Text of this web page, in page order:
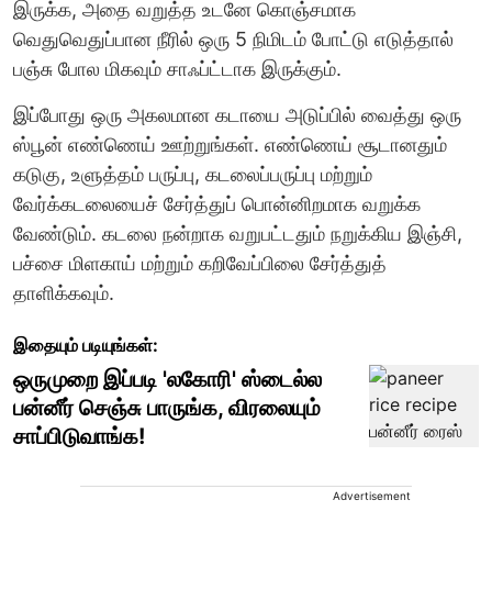
இருக்க, அதை வறுத்த உடனே கொஞ்சமாக
வெதுவெதுப்பான நீரில் ஒரு 5 நிமிடம் போட்டு எடுத்தால்
பஞ்சு போல மிகவும் சாஃப்ட்டாக இருக்கும்.
இப்போது ஒரு அகலமான கடாயை அடுப்பில் வைத்து ஒரு
ஸ்பூன் எண்ணெய் ஊற்றுங்கள். எண்ணெய் சூடானதும்
கடுகு, உளுத்தம் பருப்பு, கடலைப்பருப்பு மற்றும்
வேர்க்கடலையைச் சேர்த்துப் பொன்னிறமாக வறுக்க
வேண்டும். கடலை நன்றாக வறுபட்டதும் நறுக்கிய இஞ்சி,
பச்சை மிளகாய் மற்றும் கறிவேப்பிலை சேர்த்துத்
தாளிக்கவும்.
இதையும் படியுங்கள்:
ஒருமுறை இப்படி 'லகோரி' ஸ்டைல்ல
பன்னீர் செஞ்சு பாருங்க, விரலையும்
சாப்பிடுவாங்க!
Advertisement